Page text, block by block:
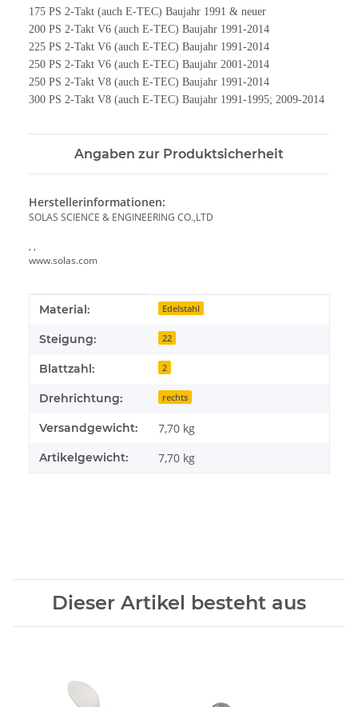
175 PS 2-Takt (auch E-TEC) Baujahr 1991 & neuer
200 PS 2-Takt V6 (auch E-TEC) Baujahr 1991-2014
225 PS 2-Takt V6 (auch E-TEC) Baujahr 1991-2014
250 PS 2-Takt V6 (auch E-TEC) Baujahr 2001-2014
250 PS 2-Takt V8 (auch E-TEC) Baujahr 1991-2014
300 PS 2-Takt V8 (auch E-TEC) Baujahr 1991-1995; 2009-2014
Angaben zur Produktsicherheit
Herstellerinformationen:
SOLAS SCIENCE & ENGINEERING CO.,LTD
, ,
www.solas.com
Produkteigenschaft
Wert
Material: Edelstahl
Steigung: 22
Blattzahl: 2
Drehrichtung: rechts
Versandgewicht: 7,70 kg
Artikelgewicht: 7,70 kg
Dieser Artikel besteht aus